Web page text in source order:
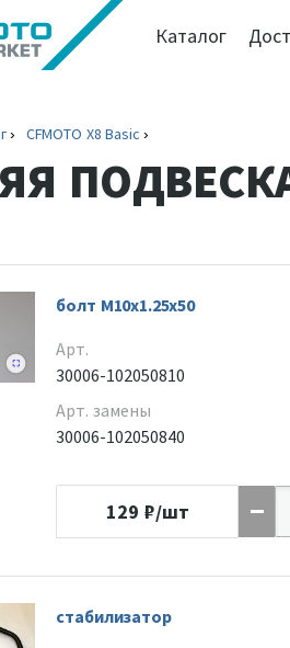
Каталог
CFMOTO X8 Basic
болт M10x1.25x50
Арт.
30006-102050810
Арт. замены
30006-102050840
129 ₽/шт
стабилизатор